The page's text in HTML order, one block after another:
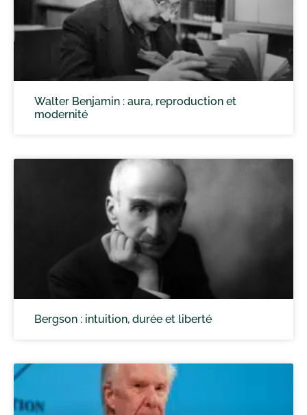
Walter Benjamin : aura, reproduction et
modernité
Bergson : intuition, durée et liberté